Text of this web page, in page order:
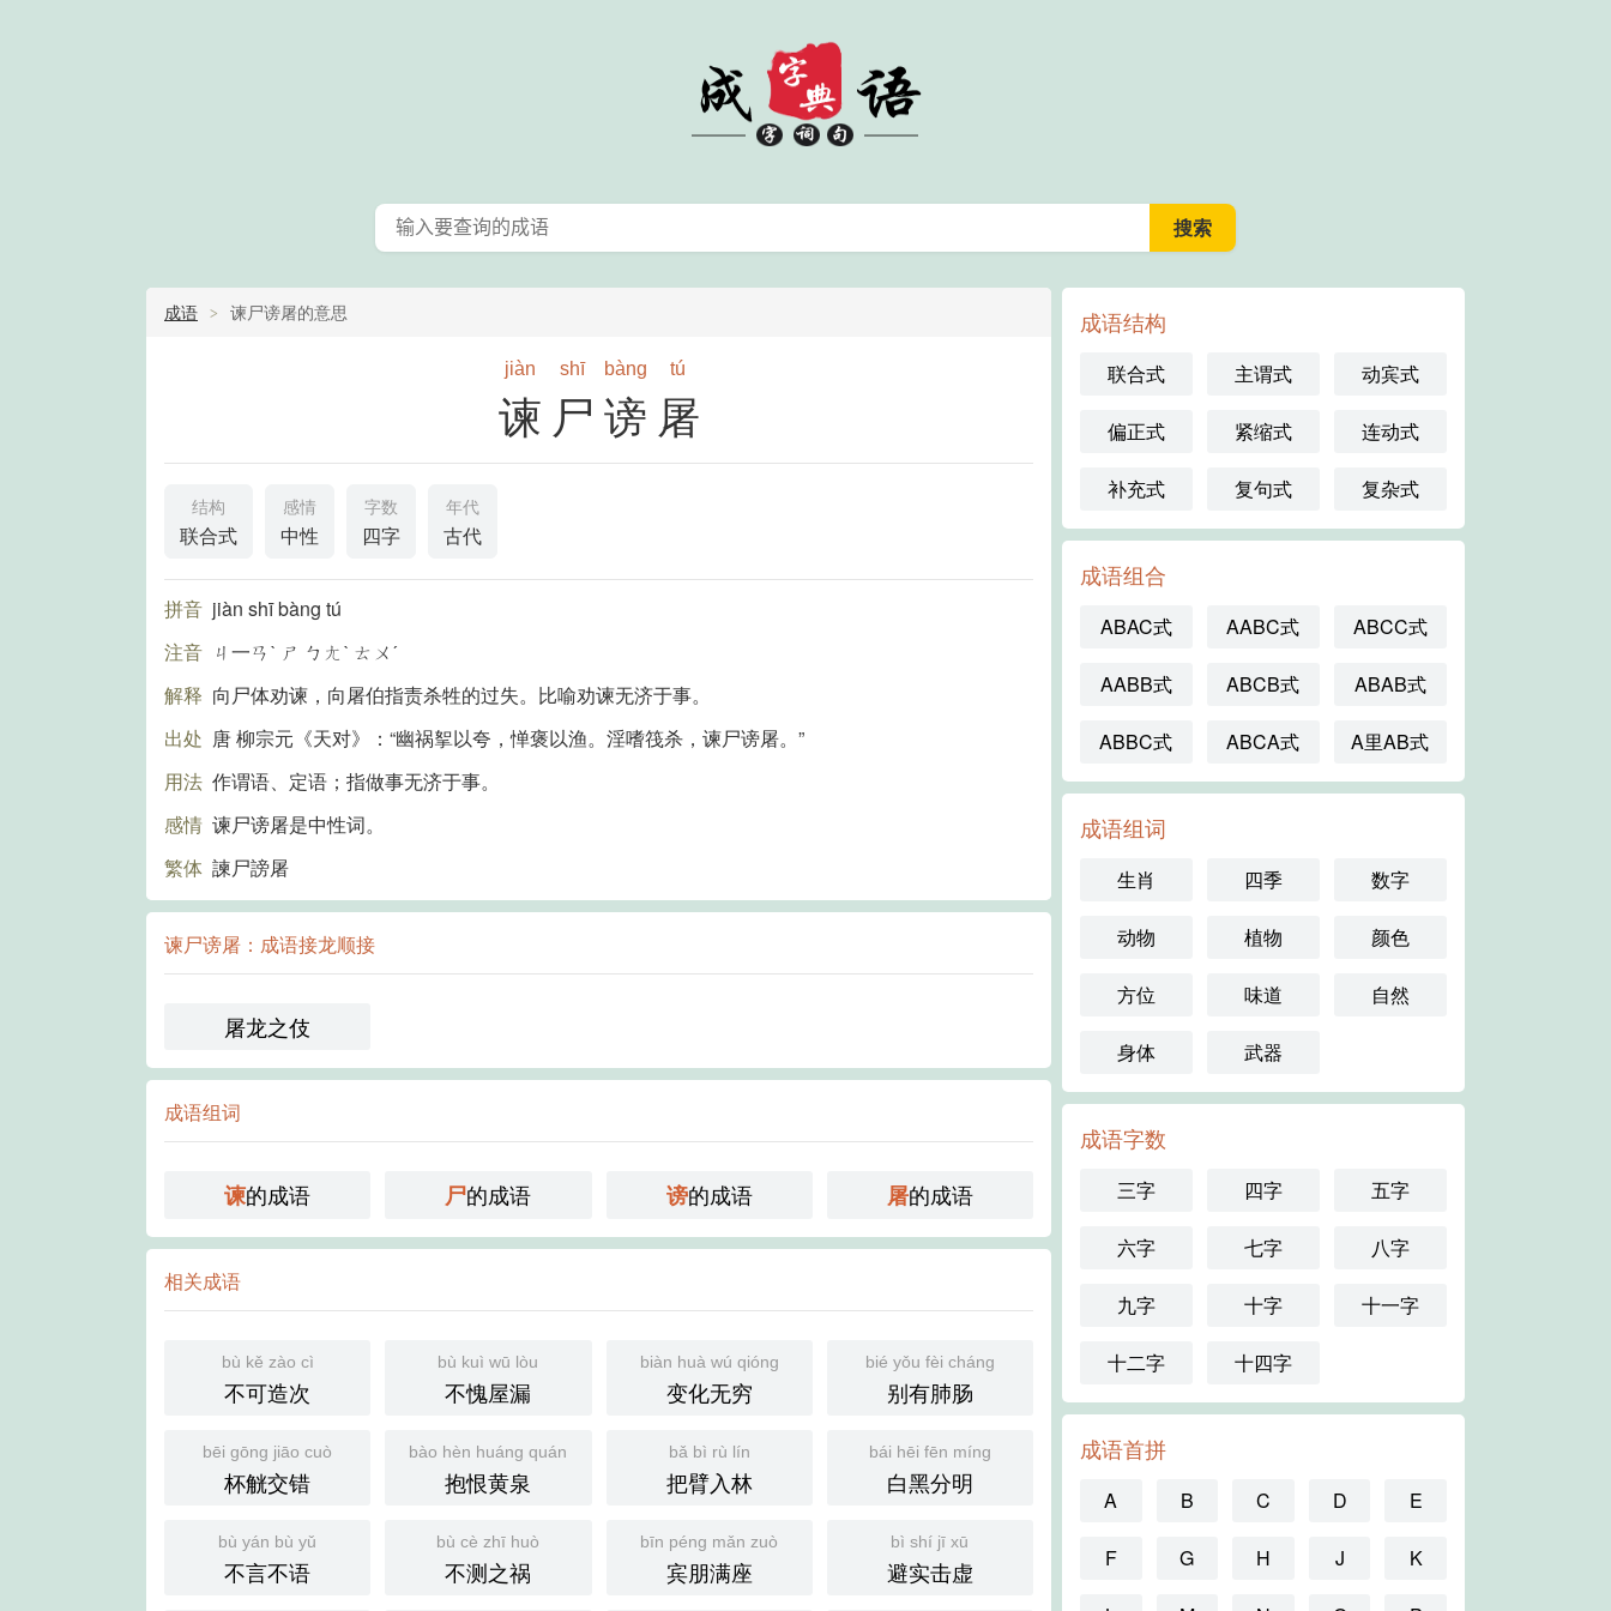
成语 谏尸谤屠的意思
jiàn shī bàng tú
谏尸谤屠
结构
联合式
感情
中性
字数
四字
年代
古代
拼音 jiàn shī bàng tú
注音 ㄐ一ㄢˋ ㄕ ㄅㄤˋ ㄊㄨˊ
解释 向尸体劝谏，向屠伯指责杀牲的过失。比喻劝谏无济于事。
出处 唐 柳宗元《天对》：“幽祸挐以夸，惮褒以渔。淫嗜筏杀，谏尸谤屠。”
用法 作谓语、定语；指做事无济于事。
感情 谏尸谤屠是中性词。
繁体 諫尸謗屠
谏尸谤屠：成语接龙顺接
屠龙之伎
成语组词
谏的成语 尸的成语 谤的成语 屠的成语
相关成语
bù kě zào cì
不可造次
bù kuì wū lòu
不愧屋漏
biàn huà wú qióng
变化无穷
bié yǒu fèi cháng
别有肺肠
bēi gōng jiāo cuò
杯觥交错
bào hèn huáng quán
抱恨黄泉
bǎ bì rù lín
把臂入林
bái hēi fēn míng
白黑分明
bù yán bù yǔ
不言不语
bù cè zhī huò
不测之祸
bīn péng mǎn zuò
宾朋满座
bì shí jī xū
避实击虚
成语结构
联合式 主谓式 动宾式
偏正式 紧缩式 连动式
补充式 复句式 复杂式
成语组合
ABAC式 AABC式 ABCC式
AABB式 ABCB式 ABAB式
ABBC式 ABCA式 A里AB式
成语组词
生肖 四季 数字
动物 植物 颜色
方位 味道 自然
身体 武器
成语字数
三字 四字 五字
六字 七字 八字
九字 十字 十一字
十二字 十四字
成语首拼
A B C D E
F G H J K